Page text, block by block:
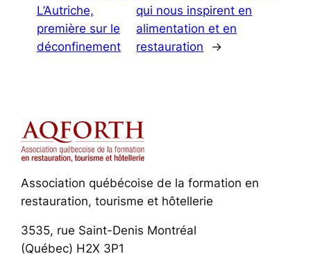
L’Autriche,
première sur le
déconfinement
qui nous inspirent en
alimentation et en
restauration
→
Association québécoise de la formation en
restauration, tourisme et hôtellerie
3535, rue Saint-Denis Montréal
(Québec) H2X 3P1